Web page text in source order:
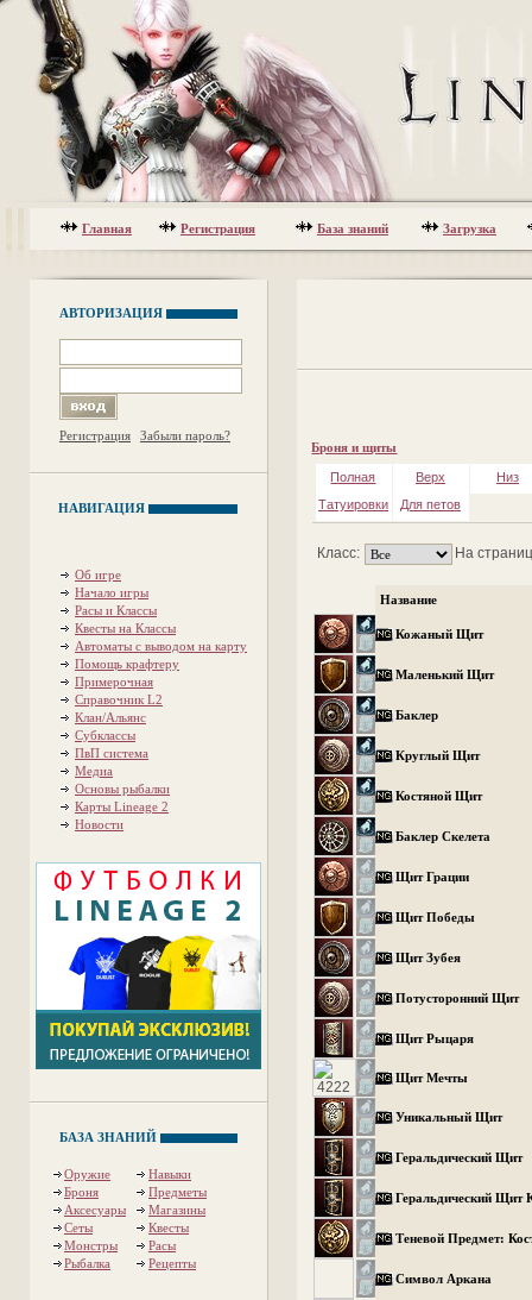
Главная Регистрация База знаний Загрузка
АВТОРИЗАЦИЯ
Регистрация Забыли пароль?
НАВИГАЦИЯ
Об игре
Начало игры
Расы и Классы
Квесты на Классы
Автоматы с выводом на карту
Помощь крафтеру
Примерочная
Справочник L2
Клан/Альянс
Субклассы
ПвП система
Медиа
Основы рыбалки
Карты Lineage 2
Новости
БАЗА ЗНАНИЙ
Оружие
Навыки
Броня
Предметы
Аксесуары
Магазины
Сеты
Квесты
Монстры
Расы
Рыбалка
Рецепты
Броня и щиты
Полная Верх
Низ
Татуировки
Для петов
Класс: На
Название
Кожаный Щит
Маленький Щит
Баклер
Круглый Щит
Костяной Щит
Баклер Скелета
Щит Грации
Щит Победы
Щит Зубея
Потусторонний Щит
Щит Рыцаря
Щит Мечты
Уникальный Щит
Геральдический Щит
Геральдический Щит
Теневой Предмет:
Символ Аркана